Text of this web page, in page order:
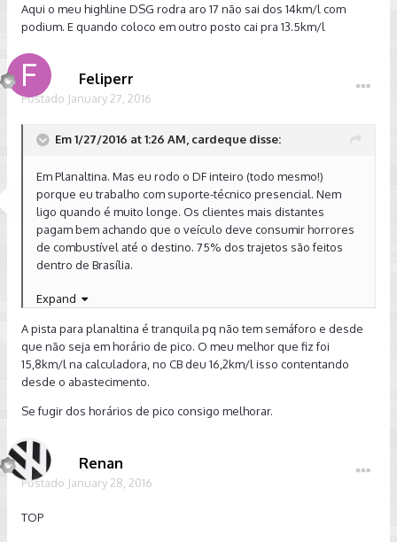
Enviado do meu iPhone usando Tapatalk
Aqui o meu highline DSG rodra aro 17 não sai dos 14km/l com
podium. E quando coloco em outro posto cai pra 13.5km/l
Feliperr
Postado January 27, 2016
Em 1/27/2016 at 1:26 AM, cardeque disse:
Em Planaltina. Mas eu rodo o DF inteiro (todo mesmo!)
porque eu trabalho com suporte-técnico presencial. Nem
ligo quando é muito longe. Os clientes mais distantes
pagam bem achando que o veículo deve consumir horrores
de combustível até o destino. 75% dos trajetos são feitos
dentro de Brasília.
Enviado do meu iPhone usando Tapatalk
Expand
A pista para planaltina é tranquila pq não tem semáforo e desde
que não seja em horário de pico. O meu melhor que fiz foi
15,8km/l na calculadora, no CB deu 16,2km/l isso contentando
desde o abastecimento.
Se fugir dos horários de pico consigo melhorar.
Renan
Postado January 28, 2016
TOP